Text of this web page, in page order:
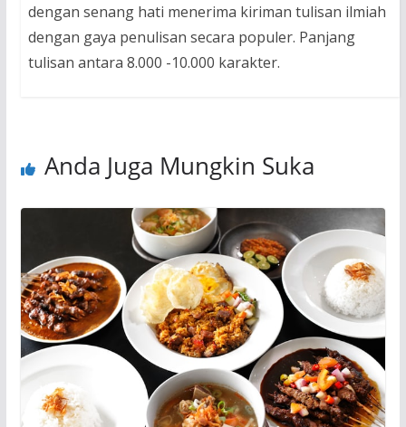
dengan senang hati menerima kiriman tulisan ilmiah
dengan gaya penulisan secara populer. Panjang
tulisan antara 8.000 -10.000 karakter.
Anda Juga Mungkin Suka